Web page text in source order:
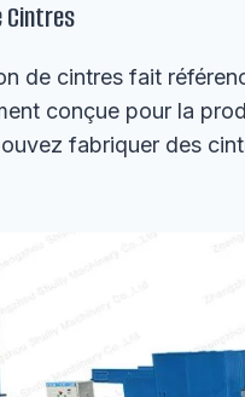
Cintres
de cintres fait
conçue pour la
fabriquer des